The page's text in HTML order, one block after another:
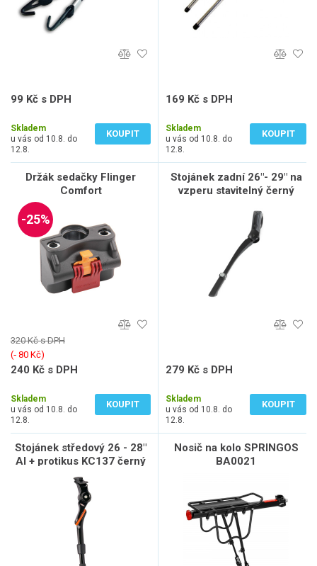
99 Kč s DPH
Skladem
u vás od 10.8. do
12.8.
KOUPIT
169 Kč s DPH
Skladem
u vás od 10.8. do
12.8.
KOUPIT
Držák sedačky Flinger
Comfort
-25%
320 Kč s DPH
(‐ 80 Kč)
240 Kč s DPH
Skladem
u vás od 10.8. do
12.8.
KOUPIT
Stojánek zadní 26"- 29" na
vzperu stavitelný černý
279 Kč s DPH
Skladem
u vás od 10.8. do
12.8.
KOUPIT
Stojánek středový 26 - 28"
Al + protikus KC137 černý
Nosič na kolo SPRINGOS
BA0021